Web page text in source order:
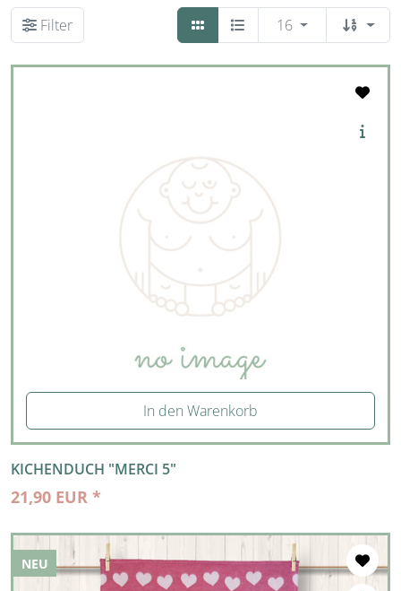
Filter 16
In den Warenkorb
KICHENDUCH "MERCI 5"
21,90 EUR *
NEU
NEU